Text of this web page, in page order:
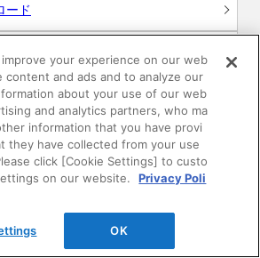
ード
ュレーション
your experience on our web
content and ads and to analyze our
about your use of our web
and analytics partners, who ma
information that you have provi
they have collected from your use
click [Cookie Settings] to custo
on our website.
Privacy Poli
OK